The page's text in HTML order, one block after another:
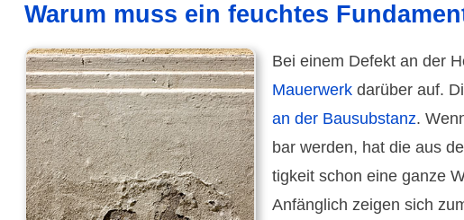
Warum muss ein feuchtes
Bei einem Defekt an der
Mauer­werkdarüber auf.
an der Bau­subs­tanz.
bar werden, hat die aus
tigkeit schon eine ganze
Anfänglich zeigen sich